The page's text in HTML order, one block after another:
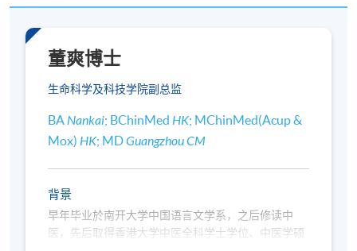
讲授：30小时
地点
董爽博士
生命科学及科技学院副总监
BANankai; BChinMed HK; MChinMed(Acup &
Mox) HK; MDGuangzhou CM
背景
早年毕业於南开大学中国语言文学系，之后修读中
医，先后取得香港大学中医全科学士学位、中医学硕